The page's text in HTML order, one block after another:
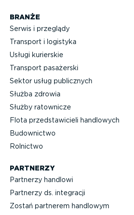
BRANŻE
Serwis i przeglądy
Transport i logistyka
Usługi kurierskie
Transport pasażerski
Sektor usług publicznych
Służba zdrowia
Służby ratownicze
Flota przed­sta­wi­cieli handlowych
Budownictwo
Rolnictwo
PARTNERZY
Partnerzy handlowi
Partnerzy ds. integracji
Zostań partnerem handlowym